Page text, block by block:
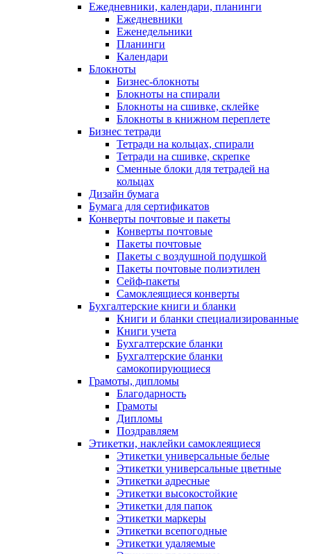
Ежедневники, календари, планинги
Ежедневники
Еженедельники
Планинги
Календари
Блокноты
Бизнес-блокноты
Блокноты на спирали
Блокноты на сшивке, склейке
Блокноты в книжном переплете
Бизнес тетради
Тетради на кольцах, спирали
Тетради на сшивке, скрепке
Сменные блоки для тетрадей на
кольцах
Дизайн бумага
Бумага для сертификатов
Конверты почтовые и пакеты
Конверты почтовые
Пакеты почтовые
Пакеты с воздушной подушкой
Пакеты почтовые полиэтилен
Сейф-пакеты
Самоклеящиеся конверты
Бухгалтерские книги и бланки
Книги и бланки специализированные
Книги учета
Бухгалтерские бланки
Бухгалтерские бланки
самокопирующиеся
Грамоты, дипломы
Благодарность
Грамоты
Дипломы
Поздравляем
Этикетки, наклейки самоклеящиеся
Этикетки универсальные белые
Этикетки универсальные цветные
Этикетки адресные
Этикетки высокостойкие
Этикетки для папок
Этикетки маркеры
Этикетки всепогодные
Этикетки удаляемые